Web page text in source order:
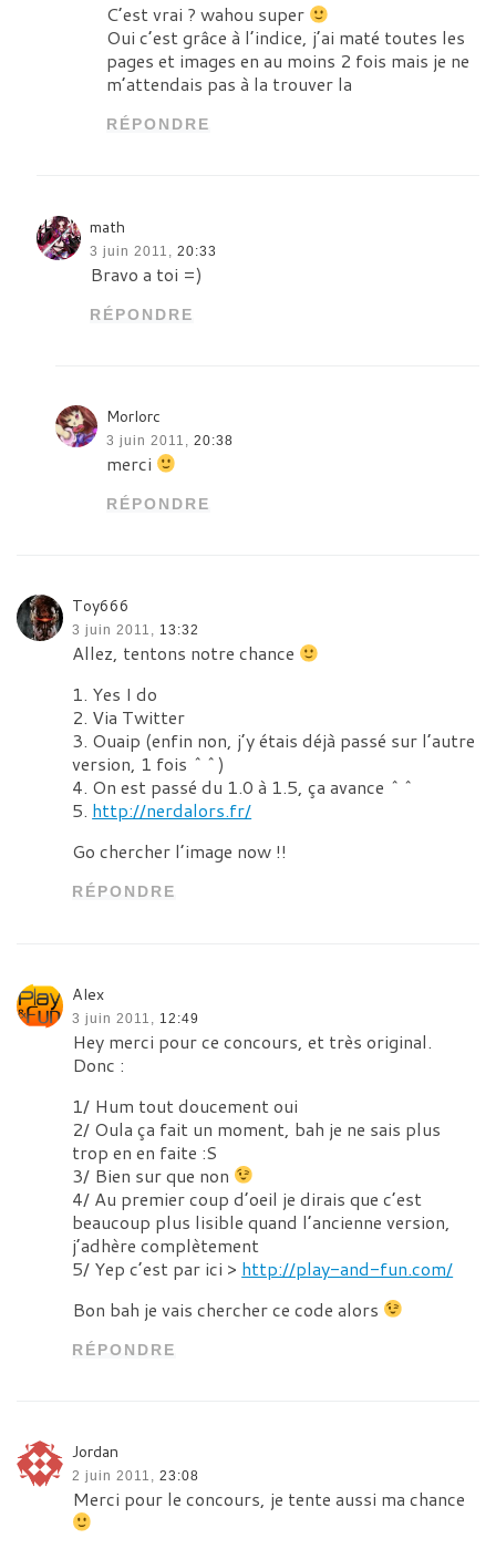
C’est vrai ? wahou super
Oui c’est grâce à l’indice, j’ai maté toutes les
pages et images en au moins 2 fois mais je ne
m’attendais pas à la trouver la
RÉPONDRE
math
3 juin 2011, 20:33
Bravo a toi =)
RÉPONDRE
Morlorc
3 juin 2011, 20:38
merci
RÉPONDRE
Toy666
3 juin 2011, 13:32
Allez, tentons notre chance
1. Yes I do
2. Via Twitter
3. Ouaip (enfin non, j’y étais déjà passé sur l’autre
version, 1 fois ^^)
4. On est passé du 1.0 à 1.5, ça avance ^^
5. http://nerdalors.fr/
Go chercher l’image now !!
RÉPONDRE
Alex
3 juin 2011, 12:49
Hey merci pour ce concours, et très original.
Donc :
1/ Hum tout doucement oui
2/ Oula ça fait un moment, bah je ne sais plus
trop en en faite :S
3/ Bien sur que non
4/ Au premier coup d’oeil je dirais que c’est
beaucoup plus lisible quand l’ancienne version,
j’adhère complètement
5/ Yep c’est par ici > http://play-and-fun.com/
Bon bah je vais chercher ce code alors
RÉPONDRE
Jordan
2 juin 2011, 23:08
Merci pour le concours, je tente aussi ma chance